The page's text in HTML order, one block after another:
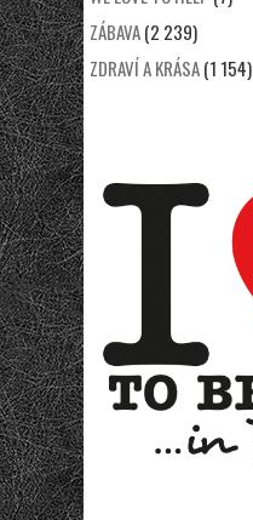
ZÁBAVA(2 239)
ZDRAVÍ A KRÁSA(1 154)